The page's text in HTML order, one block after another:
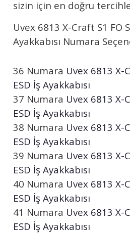
sizin için en doğru
Uvex 6813 X-Craft S1 FO
Ayakkabısı Numara
36 Numara Uvex 6813 X-
ESD İş Ayakkabısı
37 Numara Uvex 6813 X-
ESD İş Ayakkabısı
38 Numara Uvex 6813 X-
ESD İş Ayakkabısı
39 Numara Uvex 6813 X-
ESD İş Ayakkabısı
40 Numara Uvex 6813 X-
ESD İş Ayakkabısı
41 Numara Uvex 6813 X-
ESD İş Ayakkabısı